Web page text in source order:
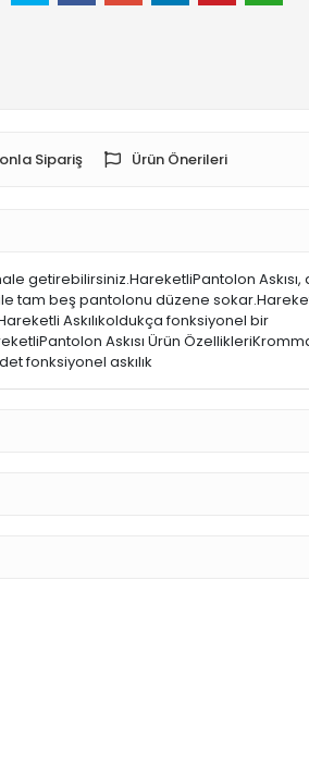
Sipariş Ürün Önerileri
getirebilirsiniz.HareketliPantolon
tam beş pantolonu düzene
Askılıkoldukça fonksiyonel bir
Askısı Ürün
fonksiyonel askılık